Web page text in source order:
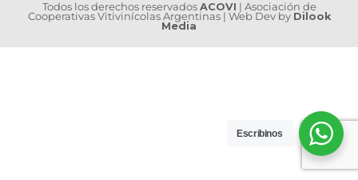
Todos los derechos reservados ACOVI | Asociación de
Cooperativas Vitivinícolas Argentinas | Web Dev by Dilook
Media
Escribinos